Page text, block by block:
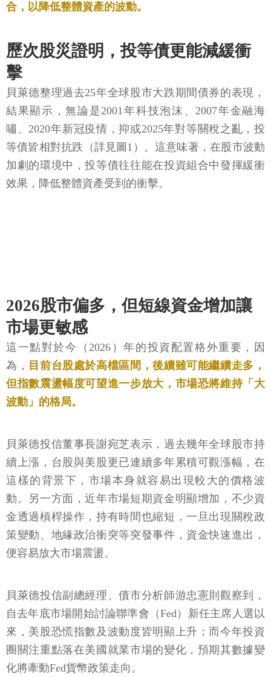
合，以降低整體資產的波動。
歷次股災證明，投等債更能減緩衝
擊
貝萊德整理過去25年全球股市大跌期間債券的表現，
結果顯示，無論是2001年科技泡沫、2007年金融海
嘯、2020年新冠疫情，抑或2025年對等關稅之亂，投
等債皆相對抗跌（詳見圖1）。這意味著，在股市波動
加劇的環境中，投等債往往能在投資組合中發揮緩衝
效果，降低整體資產受到的衝擊。
2026股市偏多，但短線資金增加讓
市場更敏感
這一點對於今（2026）年的投資配置格外重要，因
為， 目前台股處於高檔區間，後續雖可能繼續走多，
但指數震盪幅度可望進一步放大，市場恐將維持「大
波動」的格局。
貝萊德投信董事長謝宛芝表示，過去幾年全球股市持
續上漲，台股與美股更已連續多年累積可觀漲幅，在
這樣的背景下，市場本身就容易出現較大的價格波
動。另一方面，近年市場短期資金明顯增加，不少資
金透過槓桿操作，持有時間也縮短，一旦出現關稅政
策變動、地緣政治衝突等突發事件，資金快速進出，
便容易放大市場震盪。
貝萊德投信副總經理、債市分析師游忠憲則觀察到，
自去年底市場開始討論聯準會（Fed）新任主席人選以
來，美股恐慌指數及波動度皆明顯上升；而今年投資
圈關注重點落在美國就業市場的變化，預期其數據變
化將牽動Fed貨幣政策走向。